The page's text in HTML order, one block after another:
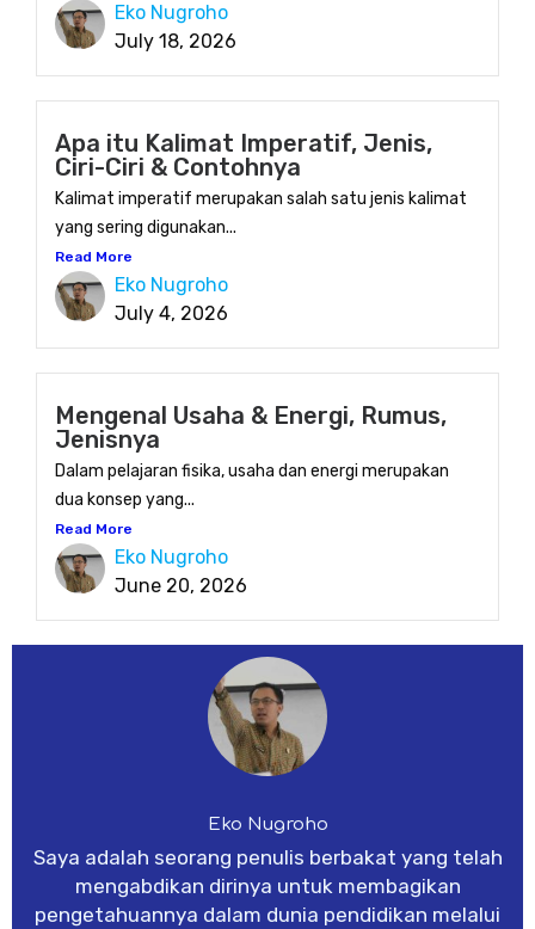
Eko Nugroho
July 18, 2026
Apa itu Kalimat Imperatif, Jenis,
Ciri-Ciri & Contohnya
Kalimat imperatif merupakan salah satu jenis kalimat
yang sering digunakan...
Read More
Eko Nugroho
July 4, 2026
Mengenal Usaha & Energi, Rumus,
Jenisnya
Dalam pelajaran fisika, usaha dan energi merupakan
dua konsep yang...
Read More
Eko Nugroho
June 20, 2026
Eko Nugroho
Saya adalah seorang penulis berbakat yang telah
mengabdikan dirinya untuk membagikan
pengetahuannya dalam dunia pendidikan melalui